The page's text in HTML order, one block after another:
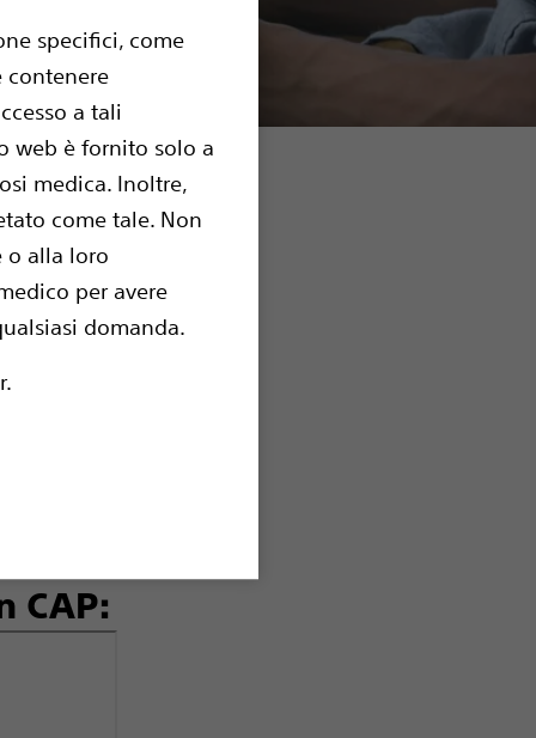
specifici, come
contenere
a tali
web è fornito solo a
medica. Inoltre,
come tale. Non
o alla loro
per avere
domanda.
senza
CAP: